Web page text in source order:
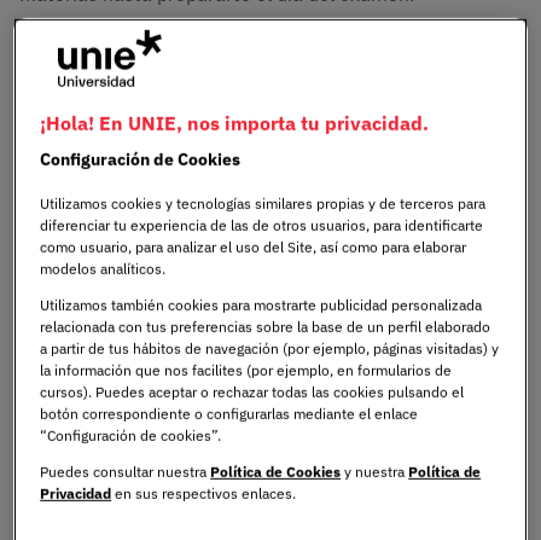
Incluso puede que te nazca el impulso de pensar en
ponderaciones, notas de corte, materias obligatorias...
todo mientras estudias. Precisamente para tratar de
un artículo con las más frecuentes. Para que no se te
escape nada y tengas todo controlado.
Entender la importancia de
prepararse para la
Selectividad en el futuro
académica
¡Hola! En UNIE, nos importa tu privacidad.
Configuración de Cookies
Utilizamos cookies y tecnologías similares propias y de terceros para
diferenciar tu experiencia de las de otros usuarios, para identificarte
como usuario, para analizar el uso del Site, así como para elaborar
modelos analíticos.
Utilizamos también cookies para mostrarte publicidad personalizada
relacionada con tus preferencias sobre la base de un perfil elaborado
a partir de tus hábitos de navegación (por ejemplo, páginas visitadas) y
la información que nos facilites (por ejemplo, en formularios de
cursos). Puedes aceptar o rechazar todas las cookies pulsando el
botón correspondiente o configurarlas mediante el enlace
“Configuración de cookies”.
Puedes consultar nuestra Política de Cookies y nuestra Política de
Privacidad en sus respectivos enlaces.